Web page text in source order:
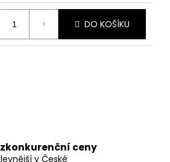
DO KOŠÍKU
ceny
v České